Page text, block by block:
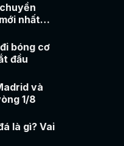
nhất
bóng cơ
đầu
và
1/8
là gì? Vai